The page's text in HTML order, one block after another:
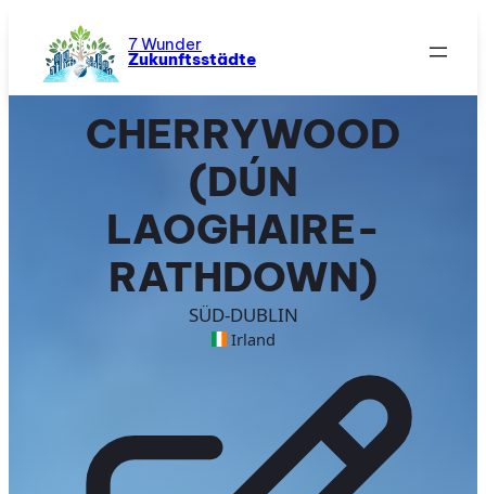
Inhalt
springen
7 Wunder
Zukunftsstädte
CHERRYWOOD
(DÚN
LAOGHAIRE-
RATHDOWN)
SÜD-DUBLIN
Irland